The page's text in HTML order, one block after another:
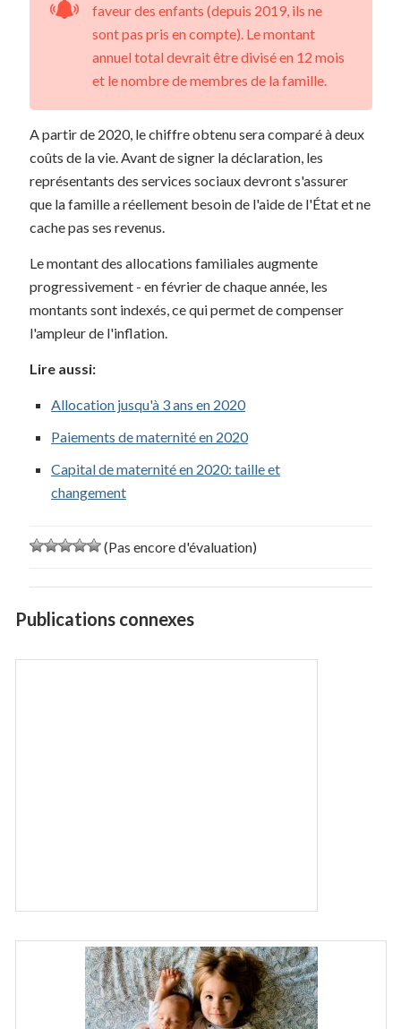
faveur des enfants (depuis 2019, ils ne
sont pas pris en compte). Le montant
annuel total devrait être divisé en 12 mois
et le nombre de membres de la famille.
A partir de 2020, le chiffre obtenu sera comparé à deux
coûts de la vie. Avant de signer la déclaration, les
représentants des services sociaux devront s'assurer
que la famille a réellement besoin de l'aide de l'État et ne
cache pas ses revenus.
Le montant des allocations familiales augmente
progressivement - en février de chaque année, les
montants sont indexés, ce qui permet de compenser
l'ampleur de l'inflation.
Lire aussi:
Allocation jusqu'à 3 ans en 2020
Paiements de maternité en 2020
Capital de maternité en 2020: taille et
changement
(Pas encore d'évaluation)
Publications connexes